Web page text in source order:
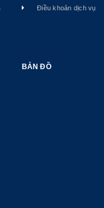
Điều khoản dịch vụ
BẢN ĐỒ